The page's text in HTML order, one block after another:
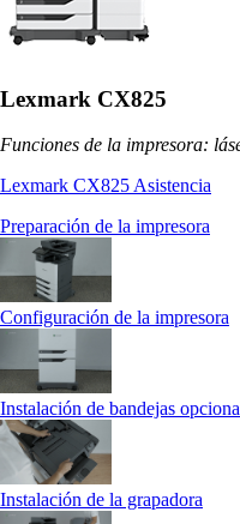
Lexmark CX825
Funciones de la impresora:
Lexmark CX825 Asistencia
Preparación de la impresora
Configuración de la impresora
Instalación de bandejas
Instalación de la grapadora